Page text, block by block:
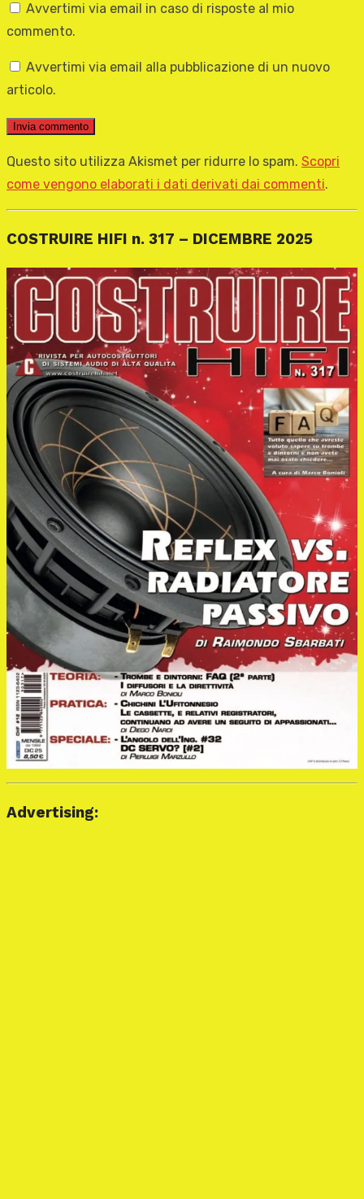
Avvertimi via email in caso di risposte al mio
commento.
Avvertimi via email alla pubblicazione di un nuovo
articolo.
Questo sito utilizza Akismet per ridurre lo spam. Scopri
come vengono elaborati i dati derivati dai commenti.
COSTRUIRE HIFI n. 317 – DICEMBRE 2025
Advertising: